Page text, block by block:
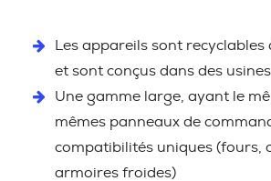
Les appareils sont recyclables
et sont conçus dans des usines
Une gamme large, ayant le
mêmes panneaux de
compatibilités uniques (fours,
armoires froides)